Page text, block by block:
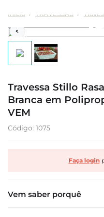
TRAVESSAS
Travessa Stillo
Branca em
VEM
: 1075
Faça login
Vem saber porquê